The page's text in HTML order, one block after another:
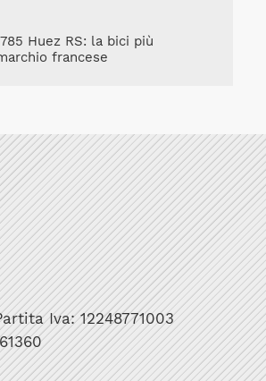
Huez RS: la bici più
francese
Iva: 12248771003